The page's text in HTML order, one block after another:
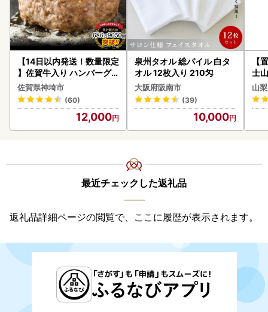
【14日以内発送！数量限定
】佐賀牛入り ハンバーグ 2
2個 2.6kg(120g×22個)(H
083106)
佐賀県神埼市
(60)
12,000
泉州タオル 総パイル 白タ
オル 12枚入り 210匁
大阪府阪南市
(39)
10,000
【
士
山
最近チェックした返礼品
返礼品詳細ページの閲覧で、ここに履歴が表示されます。